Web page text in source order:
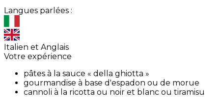
Langues parlées :
Italien et Anglais
Votre expérience
pâtes à la sauce « della ghiotta »
gourmandise à base d'espadon ou de morue
cannoli à la ricotta ou noir et blanc ou tiramisu